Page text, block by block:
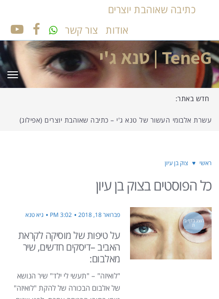
כתיבה שאוהבת יוצרים
אודות
צור קשר
TeneG | טנא ג'י
חדש באתר:
עשרת אלבומי העשור של טנא ג'י – כתיבה שאוהבת יוצרים (אפילוג)
ראשי ♥ צוק בן עיון
כל הפוסטים בצוק בן עיון
מוצג בדף בי
ת
פברואר 18, 2018 3:02 PM גיא טנא
על טיפות של מוסיקה לקראת
האביב –דיסקים חדשים, שיר
מאלבום:
"לואיזה" – "תעשי לי ילד" שיר הנושא
של אלבום הבכורה של להקת "לואיזה"